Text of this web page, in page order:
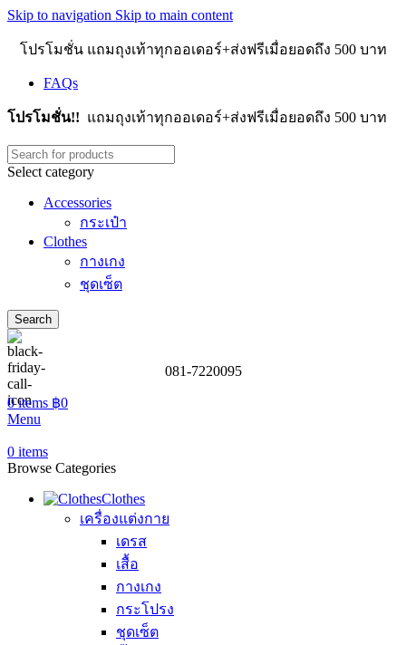
Skip to navigation Skip to main content
โปรโมชั่น แถมถุงเท้าทุกออเดอร์+ส่งฟรีเมื่อยอดถึง 500 บาท
FAQs
โปรโมชั่น!! แถมถุงเท้าทุกออเดอร์+ส่งฟรีเมื่อยอดถึง 500 บาท
Select category
Accessories
กระเป๋า
Clothes
กางเกง
ชุดเซ็ต
Search
081-7220095
0items ฿0
Menu
0 items
Browse Categories
Clothes
เครื่องแต่งกาย
เดรส
เสื้อ
กางเกง
กระโปรง
ชุดเซ็ต